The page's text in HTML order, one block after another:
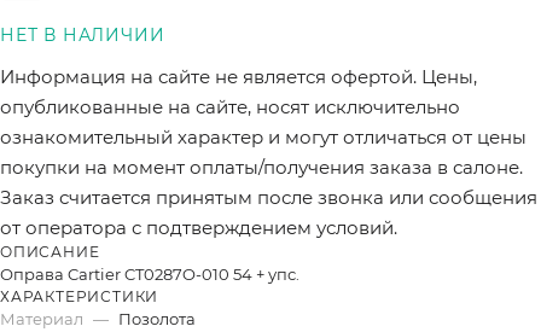
Информация на сайте не является офертой. Цены,
опубликованные на сайте, носят исключительно
ознакомительный характер и могут отличаться от цены
покупки на момент оплаты/получения заказа в салоне.
Заказ считается принятым после звонка или сообщения
от оператора с подтверждением условий.
ОПИСАНИЕ
Оправа Cartier CT0287O-010 54 + упс.
ХАРАКТЕРИСТИКИ
Материал — Позолота